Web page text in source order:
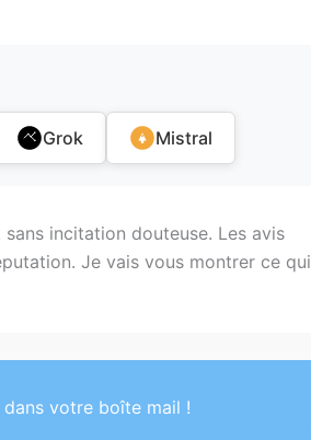
Grok Mistral
incitation douteuse. Les avis
Je vais vous montrer ce qui
votre boîte mail !